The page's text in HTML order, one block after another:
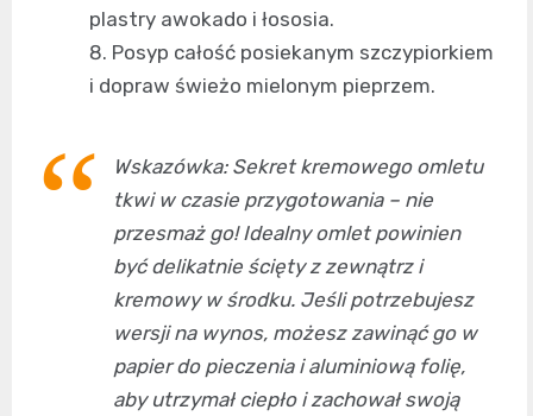
plastry awokado i łososia.
Posyp całość posiekanym szczypiorkiem
i dopraw świeżo mielonym pieprzem.
Wskazówka: Sekret kremowego omletu
tkwi w czasie przygotowania – nie
przesmaż go! Idealny omlet powinien
być delikatnie ścięty z zewnątrz i
kremowy w środku. Jeśli potrzebujesz
wersji na wynos, możesz zawinąć go w
papier do pieczenia i aluminiową folię,
aby utrzymał ciepło i zachował swoją